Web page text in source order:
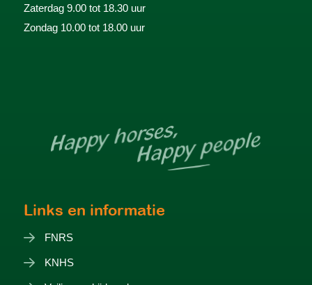
Zaterdag 9.00 tot 18.30 uur
Zondag 10.00 tot 18.00 uur
Links en informatie
FNRS
KNHS